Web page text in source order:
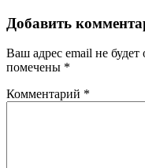
Добавить
Ваш адрес email не будет
помечены *
Комментарий *